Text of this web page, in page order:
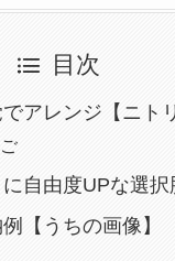
目次
アレンジ【ニト
自由度UPな選択
【うちの画像】